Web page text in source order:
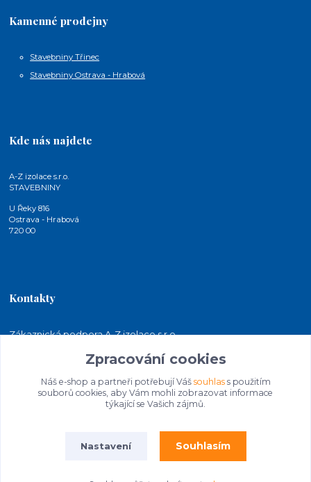
Kamenné prodejny
Stavebniny Třinec
Stavebniny Ostrava - Hrabová
Kde nás najdete
A-Z izolace s.r.o.
STAVEBNINY
U Řeky 816
Ostrava - Hrabová
720 00
Kontakty
Zákaznická podpora A-Z izolace s.r.o.
jakubkaleta@azizolace.cz
Zpracování cookies
Náš e-shop a partneři potřebují Váš souhlass použitím
souborů cookies, aby Vám mohli zobrazovat informace
týkající se Vašich zájmů.
Nastavení Souhlasím